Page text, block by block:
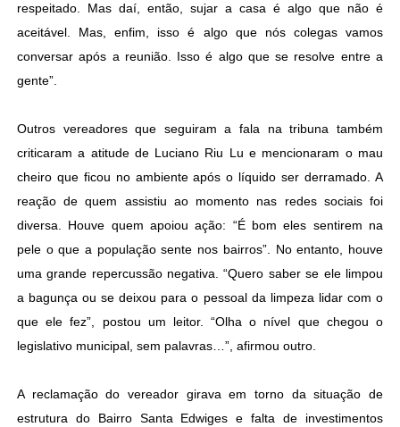
respeitado. Mas daí, então, sujar a casa é algo que não é
aceitável. Mas, enfim, isso é algo que nós colegas vamos
conversar após a reunião. Isso é algo que se resolve entre a
gente”.
Outros vereadores que seguiram a fala na tribuna também
criticaram a atitude de Luciano Riu Lu e mencionaram o mau
cheiro que ficou no ambiente após o líquido ser derramado. A
reação de quem assistiu ao momento nas redes sociais foi
diversa. Houve quem apoiou ação: “É bom eles sentirem na
pele o que a população sente nos bairros”. No entanto, houve
uma grande repercussão negativa. “Quero saber se ele limpou
a bagunça ou se deixou para o pessoal da limpeza lidar com o
que ele fez”, postou um leitor. “Olha o nível que chegou o
legislativo municipal, sem palavras…”, afirmou outro.
A reclamação do vereador girava em torno da situação de
estrutura do Bairro Santa Edwiges e falta de investimentos